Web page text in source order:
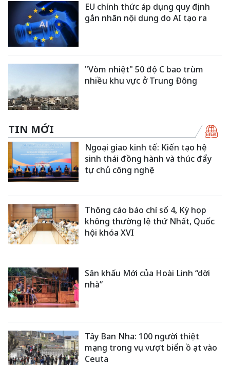
EU chính thức áp dụng quy định
gắn nhãn nội dung do AI tạo ra
"Vòm nhiệt" 50 độ C bao trùm
nhiều khu vực ở Trung Đông
TIN MỚI
Ngoại giao kinh tế: Kiến tạo hệ
sinh thái đồng hành và thúc đẩy
tự chủ công nghệ
Thông cáo báo chí số 4, Kỳ họp
không thường lệ thứ Nhất, Quốc
hội khóa XVI
Sân khấu Mới của Hoài Linh “dời
nhà”
Tây Ban Nha: 100 người thiệt
mạng trong vụ vượt biển ồ ạt vào
Ceuta